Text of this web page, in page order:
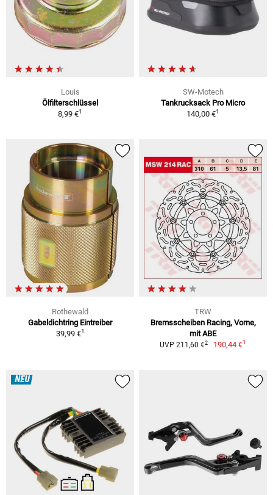
Louis
Ölfilterschlüssel
8,99 €1
SW-Motech
Tankrucksack Pro Micro
140,00 €1
Rothewald
Gabeldichtring Eintreiber
39,99 €1
TRW
Bremsscheiben Racing, Vorne,
mit ABE
UVP 211,60 €2 190,44 €1
NEU